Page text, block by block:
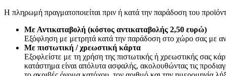
Φορητά ηχεία
Αξεσουάρ Εικόνας & Ήχου
CD/DVD Δίσκοι
Ακουστικά
Μετατροπείς
Μικρόφωνα
Βάσεις TV & Ηχείων
Καλώδια-Adaptors AV
Η πληρωμή πραγματοποιείται πριν ή κατά την παράδοση του
Με Αντικαταβολή (κόστος αντικαταβολής 2,50 ευρώ)
Εξόφληση με μετρητά κατά την παράδοση στο χώρο σας με
Με πιστωτική / χρεωστική κάρτα
Εξοφλείστε με τη χρήση της πιστωτικής ή χρεωστικής σας
κατάστημα είναι απόλυτα ασφαλής, ακολουθώντας τις